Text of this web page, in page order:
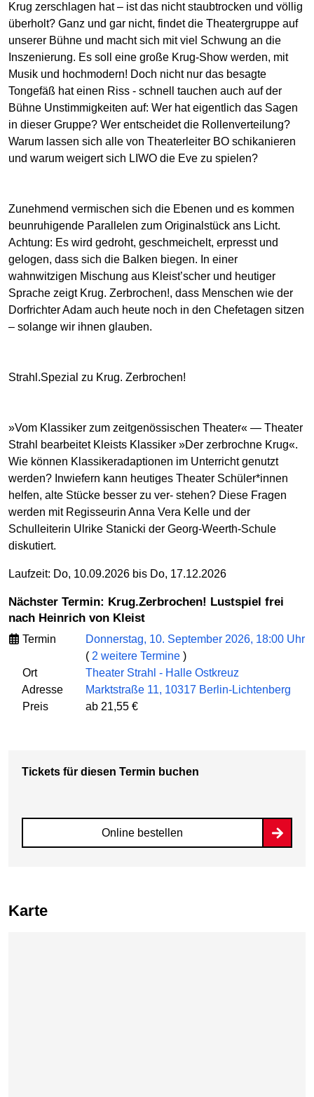
Krug zerschlagen hat – ist das nicht staubtrocken und völlig
überholt? Ganz und gar nicht, findet die Theatergruppe auf
unserer Bühne und macht sich mit viel Schwung an die
Inszenierung. Es soll eine große Krug-Show werden, mit
Musik und hochmodern! Doch nicht nur das besagte
Tongefäß hat einen Riss - schnell tauchen auch auf der
Bühne Unstimmigkeiten auf: Wer hat eigentlich das Sagen
in dieser Gruppe? Wer entscheidet die Rollenverteilung?
Warum lassen sich alle von Theaterleiter BO schikanieren
und warum weigert sich LIWO die Eve zu spielen?
Zunehmend vermischen sich die Ebenen und es kommen
beunruhigende Parallelen zum Originalstück ans Licht.
Achtung: Es wird gedroht, geschmeichelt, erpresst und
gelogen, dass sich die Balken biegen. In einer
wahnwitzigen Mischung aus Kleist’scher und heutiger
Sprache zeigt Krug. Zerbrochen!, dass Menschen wie der
Dorfrichter Adam auch heute noch in den Chefetagen sitzen
– solange wir ihnen glauben.
Strahl.Spezial zu Krug. Zerbrochen!
»Vom Klassiker zum zeitgenössischen Theater« — Theater
Strahl bearbeitet Kleists Klassiker »Der zerbrochne Krug«.
Wie können Klassikeradaptionen im Unterricht genutzt
werden? Inwiefern kann heutiges Theater Schüler*innen
helfen, alte Stücke besser zu ver- stehen? Diese Fragen
werden mit Regisseurin Anna Vera Kelle und der
Schulleiterin Ulrike Stanicki der Georg-Weerth-Schule
diskutiert.
Laufzeit: Do, 10.09.2026 bis Do, 17.12.2026
Nächster Termin: Krug.Zerbrochen! Lustspiel frei
nach Heinrich von Kleist
Termin
Donnerstag, 10. September 2026, 18:00 Uhr
( 2 weitere Termine )
Ort
Theater Strahl - Halle Ostkreuz
Adresse
Marktstraße 11, 10317 Berlin-Lichtenberg
Preis
ab 21,55 €
Tickets für diesen Termin buchen
Online bestellen
Karte